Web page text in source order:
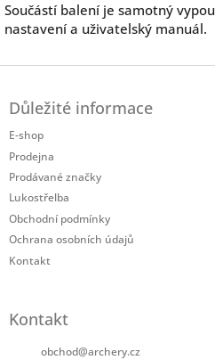
Součástí balení je samotný
nastavení a uživatelský manuál.
Důležité informace
E-shop
Prodejna
Prodávané značky
Lukostřelba
Obchodní podmínky
Ochrana osobních údajů
Kontakt
Kontakt
obchod@archery.cz